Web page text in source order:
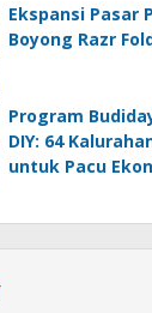
Ekspansi Pasar
Boyong Razr
Program
DIY: 64
untuk Pacu